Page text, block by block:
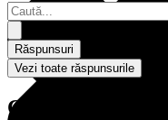
Search
...
Răspunsuri
Vezi toate răspunsurile
Categorii